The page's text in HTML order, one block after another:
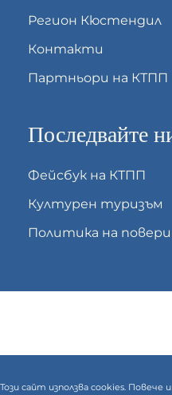
Регион Кюстендил
Контакти
Партньори на КТПП
Последвайте
Фейсбук на КТПП
Културен туризъм
Политика на
Този сайт използва cookies.